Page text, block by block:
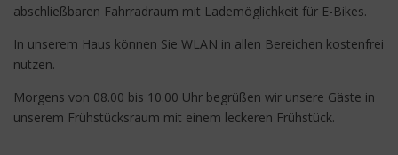
abschließbaren Fahrradraum mit Lademöglichkeit für E-Bikes.
In unserem Haus können Sie WLAN in allen Bereichen kostenfrei
nutzen.
Morgens von 08.00 bis 10.00 Uhr begrüßen wir unsere Gäste in
unserem Frühstücksraum mit einem leckeren Frühstück.